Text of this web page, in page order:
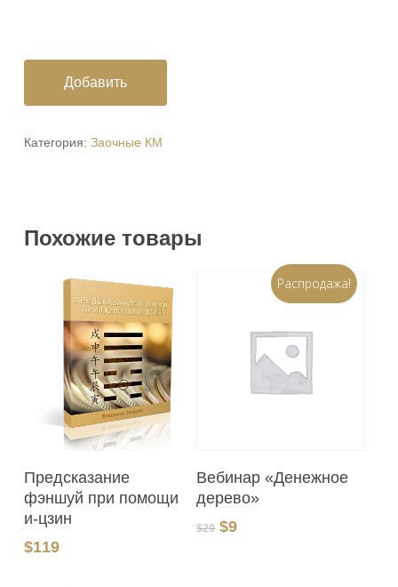
Добавить
Категория: Заочные КМ
Похожие товары
Предсказание
фэншуй при помощи
и-цзин
$119
Распродажа!
Вебинар «Денежное
дерево»
$29 Первоначальная
$9Текущая